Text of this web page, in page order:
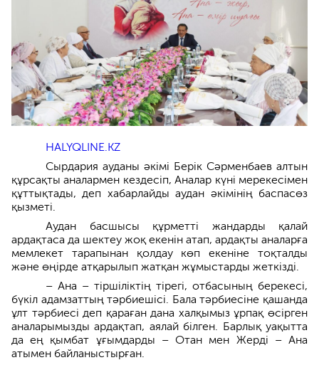
HALYQLINE.KZ
Сырдария ауданы әкімі Берік Сәрменбаев алтын
құрсақты аналармен кездесіп, Аналар күні мерекесімен
құттықтады, деп хабарлайды аудан әкімінің баспасөз
қызметі.
Аудан басшысы құрметті жандарды қалай
ардақтаса да шектеу жоқ екенін атап, ардақты аналарға
мемлекет тарапынан қолдау көп екеніне тоқталды
және өңірде атқарылып жатқан жұмыстарды жеткізді.
– Ана – тіршіліктің тірегі, отбасының берекесі,
бүкіл адамзаттың тәрбиешісі. Бала тәрбиесіне қашанда
ұлт тәрбиесі деп қараған дана халқымыз ұрпақ өсірген
аналарымызды ардақтап, аялай білген. Барлық уақытта
да ең қымбат ұғымдарды – Отан мен Жерді – Ана
атымен байланыстырған.